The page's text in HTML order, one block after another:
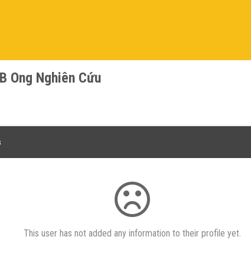
Ong Nghiên Cứu
This user has not added any information to their profile yet.